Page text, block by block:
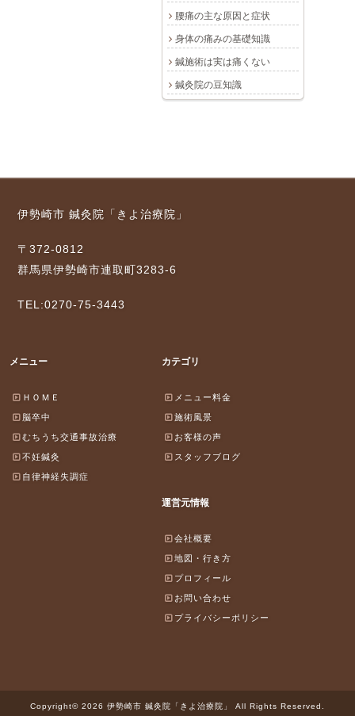
腰痛の主な原因と症状
身体の痛みの基礎知識
鍼施術は実は痛くない
鍼灸院の豆知識
伊勢崎市 鍼灸院「きよ治療院」
〒372-0812
群馬県伊勢崎市連取町3283-6
TEL:0270-75-3443
メニュー
ＨＯＭＥ
脳卒中
むちうち交通事故治療
不妊鍼灸
自律神経失調症
カテゴリ
メニュー料金
施術風景
お客様の声
スタッフブログ
運営元情報
会社概要
地図・行き方
プロフィール
お問い合わせ
プライバシーポリシー
Copyright© 2026 伊勢崎市 鍼灸院「きよ治療院」 All Rights Reserved.